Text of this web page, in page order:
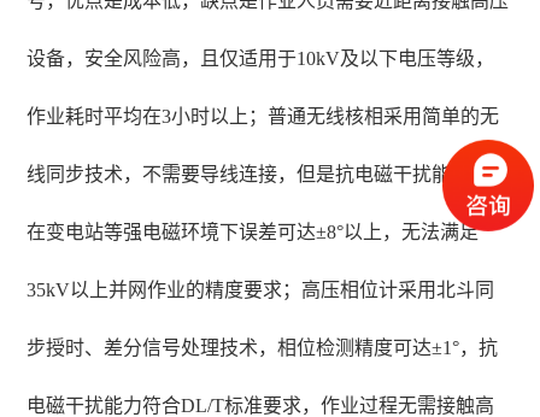
设备，安全风险高，且仅适用于10kV及以下电压等级，
作业耗时平均在3小时以上；普通无线核相采用简单的无
线同步技术，不需要导线连接，但是抗电磁干扰能力差，
在变电站等强电磁环境下误差可达±8°以上，无法满足
35kV以上并网作业的精度要求；高压相位计采用北斗同
步授时、差分信号处理技术，相位检测精度可达±1°，抗
电磁干扰能力符合DL/T标准要求，作业过程无需接触高